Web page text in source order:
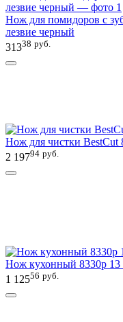
Нож для помидоров с
лезвие черный
31338 руб.
Нож для чистки BestCut
2 19794 руб.
Нож кухонный 8330p 13
1 12556 руб.